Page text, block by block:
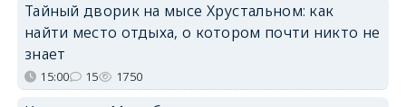
Тайный дворик на мысе Хрустальном: как
найти место отдыха, о котором почти никто не
знает
15:00 15 1750